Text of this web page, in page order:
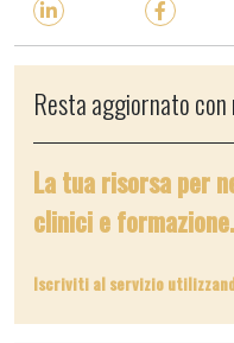
Resta aggiornato con
La tua risorsa per
clinici e formazione.
Iscriviti al servizio